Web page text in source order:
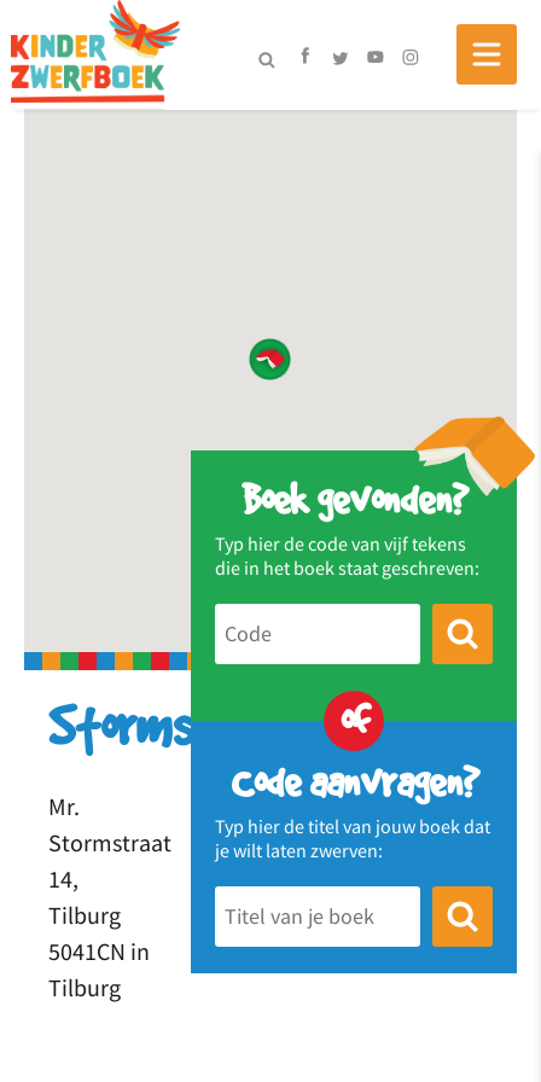
Boek gevonden?
Typ hier de code van vijf tekens
die in het boek staat geschreven:
of
Code aanvragen?
Typ hier de titel van jouw boek dat
je wilt laten zwerven:
Stormstraat
Mr.
Stormstraat
14,
Tilburg
5041CN in
Tilburg